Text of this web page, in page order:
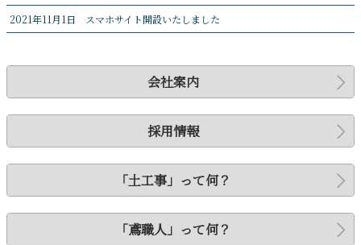
2021年11月1日 スマホサイト開設いたしました
会社案内
採用情報
「土工事」って何？
「鳶職人」って何？